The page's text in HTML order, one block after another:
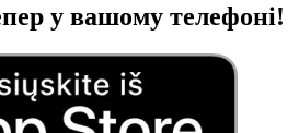
у вашому телефоні!